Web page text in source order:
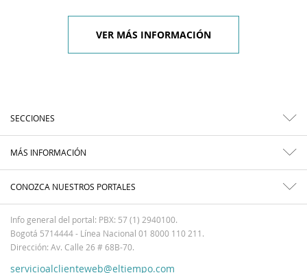
VER MÁS INFORMACIÓN
SECCIONES
MÁS INFORMACIÓN
CONOZCA NUESTROS PORTALES
Info general del portal: PBX: 57 (1) 2940100.
Bogotá 5714444 - Línea Nacional 01 8000 110 211.
Dirección: Av. Calle 26 # 68B-70.
servicioalclienteweb@eltiempo.com